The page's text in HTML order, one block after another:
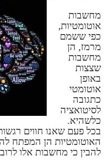
מחשבות
אוטומטיות,
כפי ששמם
מרמז, הן
מחשבות
שצצות
באופן
אוטומטי
כתגובה
לסיטואציה
כלשהיא.
בכל פעם שאנו חווים
האוטומטיות הן המפתח
להבין כי מחשבות אלו לרוב